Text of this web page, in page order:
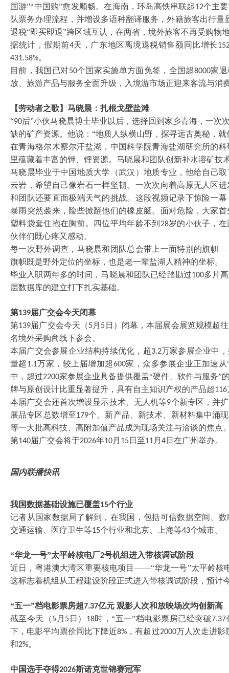
国游”“中国购”愈发顺畅。在海南，环岛高铁串联起12个主
队票务办理流程，并增设多语种翻译服务，外籍旅客出行量
退税“即买即退”跨区域互认，在两省，境外旅客不再受购物
据统计，假期前4天，广东地区离境退税销售额同比增长
431.58%。
目前，我国已对50个国家实施单方面免签，全国超8000家退
放、旅游产品与服务全面升级，入境游市场正迎来客流与消
【劳动者之歌】马晓晨：扎根戈壁盐滩
“90后”小伙马晓晨博士毕业以后，选择回到家乡青海，一次
缺的矿产资源。他说：“地质人纵横山野，探寻远古奥秘，
在青海格尔木察尔汗盐湖，中国科学院青海盐湖研究所的
里蕴藏着丰富的钾、锂资源。马晓晨和团队创新补水溶矿技
马晓晨毕业于中国地质大学（武汉）地质专业，他给自己
云岩，希望自己像岩石一样坚韧。一次次向着高原无人区
和团队还要直面极端天气的挑战。这段视频记录下惊险一
暴雨突然袭来，险些掀翻他们的橡皮艇。面对危险，大家
塑料袋套住抱在胸前。四位平均年龄不到 28岁的小伙子，
伙伴们既心疼又感动。
每一次野外调查，马晓晨和团队总会带上一面特别的旗帜
旗帜既是野外定位的坐标，也是老一辈盐湖人精神的坐标。
毕业入职两年多的时间，马晓晨和团队已经踏勘过100多片
层数据库的建立打下扎实基础。
第139届广交会今天闭幕
第139届广交会今天（5月 5 日）闭幕，本届展会展览规模超
名境外采购商线下参会。
本届广交会参展企业结构持续优化，超3.2万家参展企业中
量超 1.1万家，较上届增加超600家，众多参展企业正加速
中，超过2200家参展企业具备提供覆盖“硬件、软件与服务”
牌与原创设计比重显著提升，具有自主知识产权的产品超116
本届广交会还首次增设显示技术、无人机等9个新专区，并
展品专区总数增至179个。新产品、新技术、新材料集中涌
等一大批高科技、高附加值产品成为现场关注与洽谈的焦点
第140届广交会将于2026年10月 15日至11月 4日在广州举办。
国内联播快讯
我国数据基础设施已覆盖15个行业
记者从国家数据局了解到，在我国，包括可信数据空间、
交通运输、医疗卫生等15个行业和北京、上海等43个城市。
“华龙一号”太平岭核电厂2号机组进入带核调试阶段
近日，粤港澳大湾区重要核电项目 ——“华龙一号”太平岭核
这标志着机组从工程建设阶段正式进入带核调试阶段，预计
“五一”档电影票房超7.37亿元 观影人次和放映场次均创新高
截至今天（5 月 5 日） 18时，“五一”档电影票房已经突破7.37
下，电影平均票价同比下降近8% ，有超过2000万人次走进影
和2%。
中国选手夺得2026斯诺克世锦赛冠军